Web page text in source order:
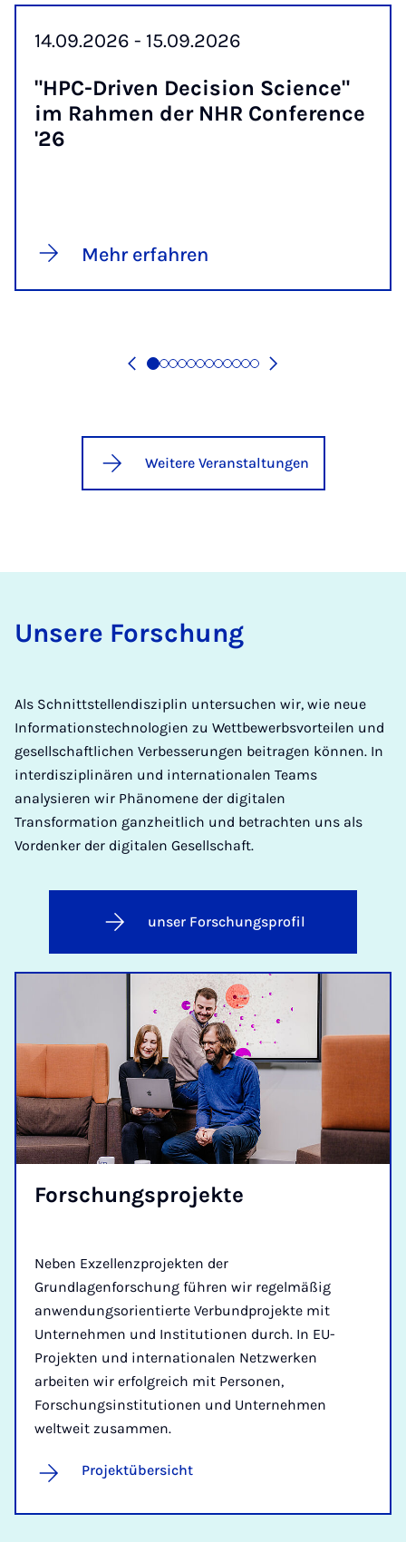
14.09.2026 - 15.09.2026
"HPC-Dri­ven De­ci­si­on Sci­ence"
im Rah­men der NHR Con­fe­rence
'26
Mehr erfahren
Weitere Veranstaltungen
Unsere Forschung
Als Schnittstellendisziplin untersuchen wir, wie neue
Informationstechnologien zu Wettbewerbsvorteilen und
gesellschaftlichen Verbesserungen beitragen können. In
interdisziplinären und internationalen Teams
analysieren wir Phänomene der digitalen
Transformation ganzheitlich und betrachten uns als
Vordenker der digitalen Gesellschaft.
unser Forschungsprofil
For­schungs­pro­jek­te
Neben Exzellenzprojekten der
Grundlagenforschung führen wir regelmäßig
anwendungsorientierte Verbundprojekte mit
Unternehmen und Institutionen durch. In EU-
Projekten und internationalen Netzwerken
arbeiten wir erfolgreich mit Personen,
Forschungsinstitutionen und Unternehmen
weltweit zusammen.
Projektübersicht